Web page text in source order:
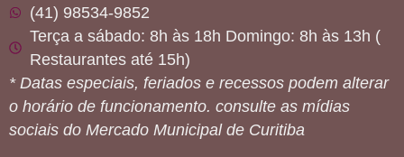
(41) 98534-9852
Terça a sábado: 8h às 18h Domingo: 8h às 13h (
Restaurantes até 15h)
* Datas especiais, feriados e recessos podem alterar
o horário de funcionamento. consulte as mídias
sociais do Mercado Municipal de Curitiba